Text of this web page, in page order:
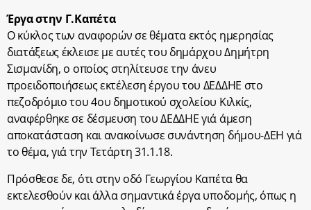
Έργα στην Γ.Καπέτα
Ο κύκλος των αναφορών σε θέματα εκτός ημερησίας
διατάξεως έκλεισε με αυτές του δημάρχου Δημήτρη
Σισμανίδη, ο οποίος στηλίτευσε την άνευ
προειδοποιήσεως εκτέλεση έργου του ΔΕΔΔΗΕ στο
πεζοδρόμιο του 4ου δημοτικού σχολείου Κιλκίς,
αναφέρθηκε σε δέσμευση του ΔΕΔΔΗΕ γιά άμεση
αποκατάσταση και ανακοίνωσε συνάντηση δήμου-ΔΕΗ γιά
το θέμα, γιά την Τετάρτη 31.1.18.
Πρόσθεσε δε, ότι στην οδό Γεωργίου Καπέτα θα
εκτελεσθούν και άλλα σημαντικά έργα υποδομής, όπως η